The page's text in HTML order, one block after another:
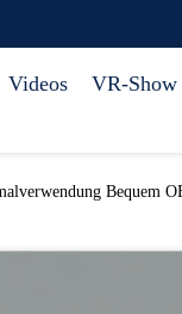
Videos VR-Show
Bequem